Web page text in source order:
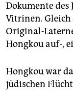
Dokumente
Vitrinen. Gleich
Original-
Hongkou auf-,
Hongkou war
jüdischen